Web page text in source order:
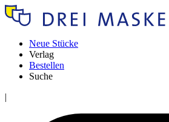
Neue Stücke
Verlag
Bestellen
Suche
|